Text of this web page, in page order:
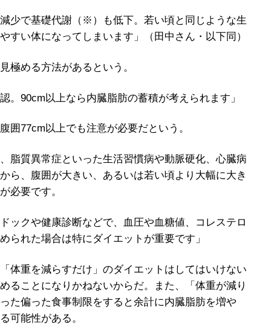
少で基礎代謝（※）も低下。若い頃と同じような生
すい体になってしまいます」（田中さん・以下同）
極める方法があるという。
。90cm以上なら内臓脂肪の蓄積が考えられます」
77cm以上でも注意が必要だという。
脂質異常症といった生活習慣病や動脈硬化、心臓病
ら、腹囲が大きい、あるいは若い頃より大幅に大き
必要です。
ックや健康診断などで、血圧や血糖値、コレステロ
られた場合は特にダイエットが重要です」
体重を減らすだけ」のダイエットはしてはいけない
ることになりかねないからだ。また、「体重が減り
た偏った食事制限をすると余計に内臓脂肪を増や
可能性がある。